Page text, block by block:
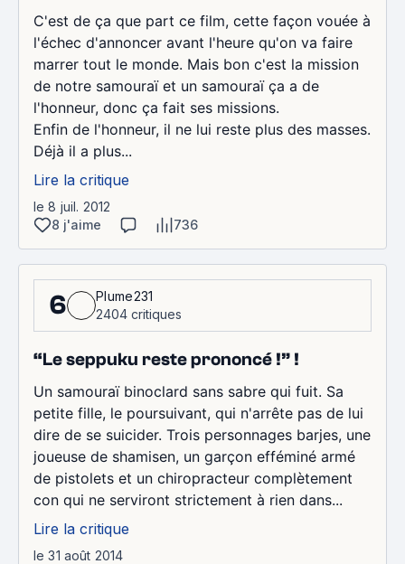
C'est de ça que part ce film, cette façon vouée à
l'échec d'annoncer avant l'heure qu'on va faire
marrer tout le monde. Mais bon c'est la mission
de notre samouraï et un samouraï ça a de
l'honneur, donc ça fait ses missions.
Enfin de l'honneur, il ne lui reste plus des masses.
Déjà il a plus...
Lire la critique
le 8 juil. 2012
8 j'aime
736
6
Plume231
2404 critiques
“Le seppuku reste prononcé !” !
Un samouraï binoclard sans sabre qui fuit. Sa
petite fille, le poursuivant, qui n'arrête pas de lui
dire de se suicider. Trois personnages barjes, une
joueuse de shamisen, un garçon efféminé armé
de pistolets et un chiropracteur complètement
con qui ne serviront strictement à rien dans...
Lire la critique
le 31 août 2014